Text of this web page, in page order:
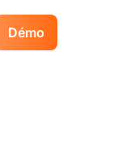
Démo